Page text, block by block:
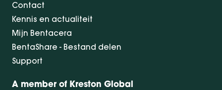
Contact
Kennis en actualiteit
Mijn Bentacera
BentaShare - Bestand delen
Support
A member of Kreston Global